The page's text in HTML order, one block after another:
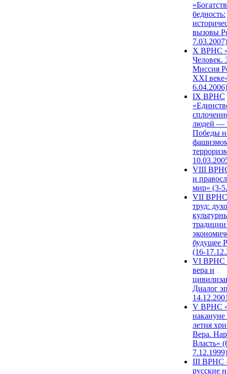
бедность:
вызовы
7.03.2007)
X ВРНС
Человек.
Миссия
XXI
6.04.2006)
IX ВРНС
людей —
Победы
VIII
и
мир» (3-
VII ВРНС
труд:
будущее
(16-
VI ВРНС
вера и
Диалог
V ВРНС
накануне
летия
Вера.
Власть»
7.12.1999)
III ВРНС
русские